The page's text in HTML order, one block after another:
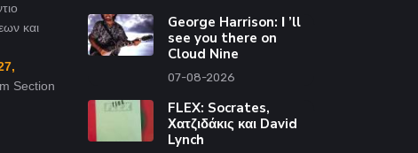
και
Section
George Harrison: Ι ’ll
see you there on
Cloud Nine
07-08-2026
FLEX: Socrates,
Χατζιδάκις και David
Lynch